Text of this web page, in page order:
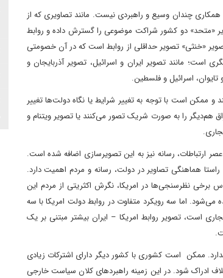
چندان وسیع و راهبردی نیست. مانند تصاویری که از
«متحد» دو کشور شراکت موضوعی را گسترش داده و روابط
«خنثی» تصویر حداقلی از روابط است که در آن خصومتی
است؛ مانند تصویر ایران و اسرائیل، تصویر آذربایجان و
اسرائیل و فلسطین.
ممکن است با توجه به تغییر شرایط یا نگاه دولت‌ها تغییر
هم‌دیگر را به صورت شریک تصور می‌کنند یا تصویر ویتنام و
رسانه نیز به این تصویرسازی اضافه شده است.
هماهنگی تصاویر در دولت، رسانه و مردم اهمیت دارد.
نظرسنجی‌ها در امریکا، نگرش اکثریتی از مردم این
اما سه رویکرد متفاوت در روابط دولت امریکا با سه
است، تصویر روابط امریکا – ایران بیشتر مبتنی بر یک
ممکن است کشوری با کشور دیگر دارای اشترکات زیادی
ادراک شود. در این زمینه راهبردهای کلان سیاست خارجی